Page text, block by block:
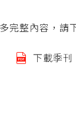
完整內容，請
下載季刊